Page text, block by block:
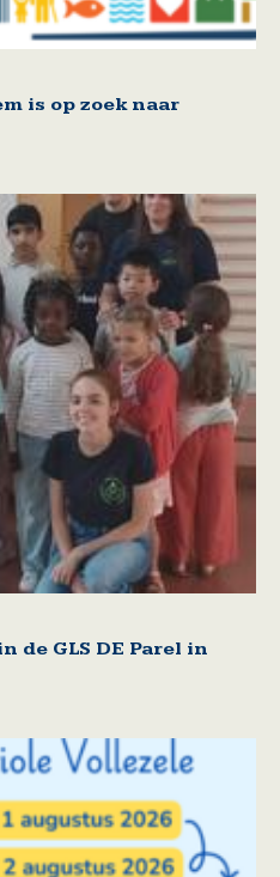
is op zoek naar
de GLS DE Parel in